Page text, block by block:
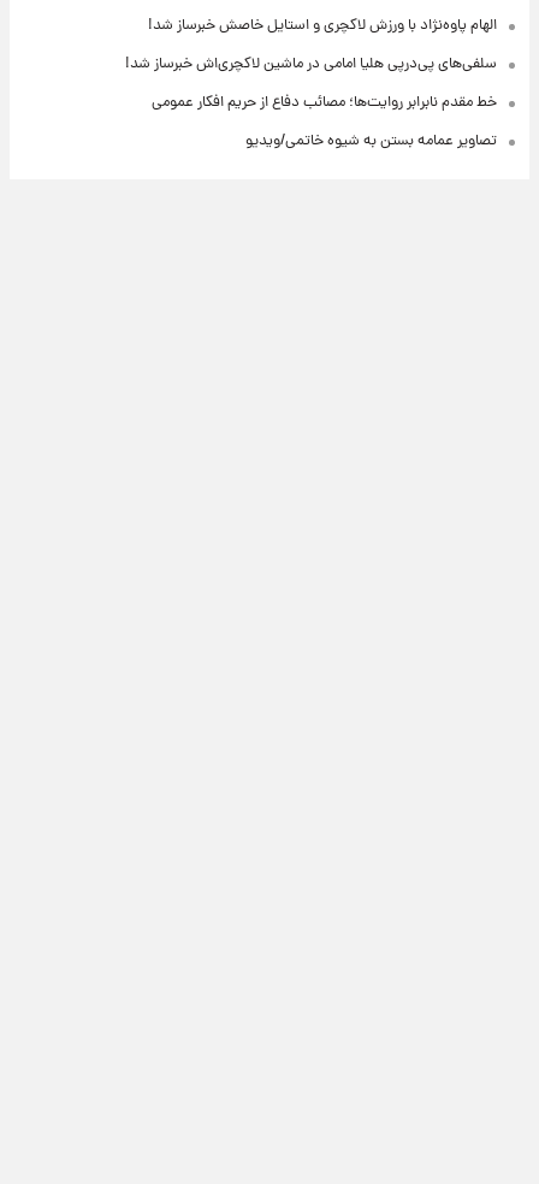
الهام پاوه‌نژاد با ورزش لاکچری و استایل خاصش خبرساز شد!
سلفی‌های پی‌درپی هلیا امامی در ماشین لاکچری‌اش خبرساز شد!
خط مقدم نابرابر روایت‌ها؛ مصائب دفاع از حریم افکار عمومی
تصاویر عمامه بستن به شیوه خاتمی/ویدیو